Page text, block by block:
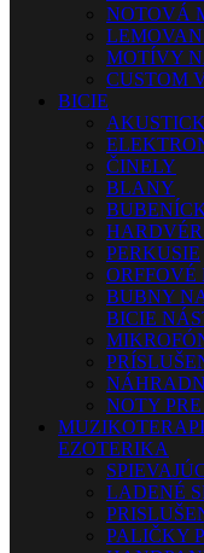
NOTOVÁ
MOTÍVY
CUSTOM
BICIE
ČINELY
BLANY
PERKUSIE
ORFFOVÉ
BUBNY
BICIE
NOTY
EZOTERIKA
LADENÉ
PALIČKY